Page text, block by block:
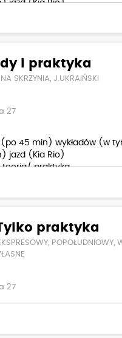
jazd (Kia Rio)
i praktyka
SKRZYNIA, J.UKRAIŃSKI
27
45 min) wykładów (w
jazd (Kia Rio)
teoria/ praktyka
praktyka
POPOŁUDNIOWY,
27